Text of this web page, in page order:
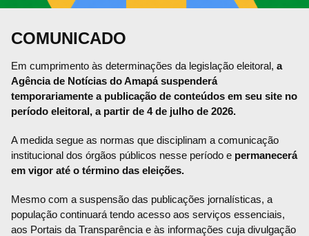
COMUNICADO
Em cumprimento às determinações da legislação eleitoral, a
Agência de Notícias do Amapá suspenderá
temporariamente a publicação de conteúdos em seu site no
período eleitoral, a partir de 4 de julho de 2026.
A medida segue as normas que disciplinam a comunicação
institucional dos órgãos públicos nesse período e permanecerá
em vigor até o término das eleições.
Mesmo com a suspensão das publicações jornalísticas, a
população continuará tendo acesso aos serviços essenciais,
aos Portais da Transparência e às informações cuja divulgação